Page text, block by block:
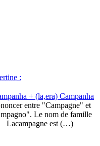
:
+ (la,era) Campanha
entre "Campagne" et
Le nom de famille
Lacampagne est (…)